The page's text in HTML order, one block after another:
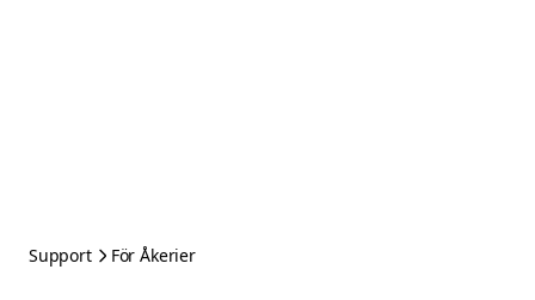
Support För Åkerier